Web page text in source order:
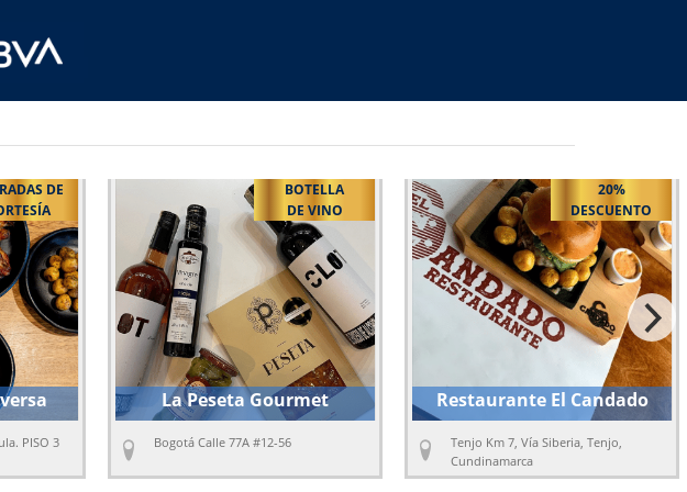
BOTELLA
DE VINO
56
DESCUENTO
Restaurante El Candado
Tenjo Km 7, Vía Siberia, Tenjo,
ENTRADAS
La Lola Rola
Bogotá Carrera 7 # 120-20